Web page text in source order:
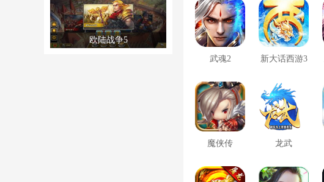
欧陆战争5
武魂2 新大话西游3
魔侠传 龙武